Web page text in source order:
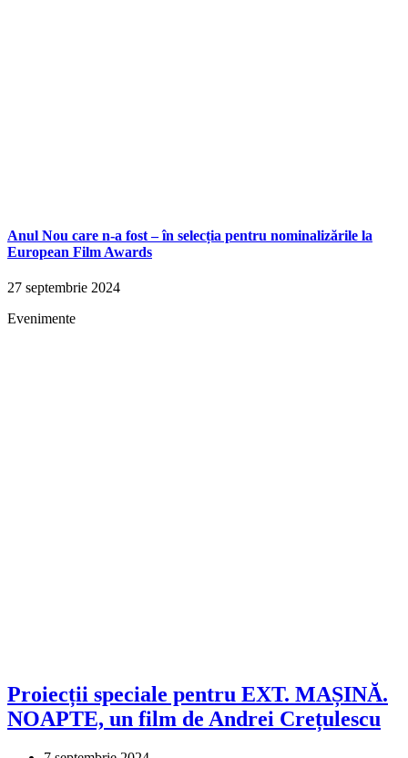
Anul Nou care n-a fost – în selecția pentru nominalizările la
European Film Awards
27 septembrie 2024
Evenimente
Proiecții speciale pentru EXT. MAȘINĂ.
NOAPTE, un film de Andrei Crețulescu